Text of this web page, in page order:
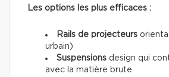
Les options les plus efficaces :
Rails de projecteurs
urbain)
Suspensions design qui
avec la matière brute